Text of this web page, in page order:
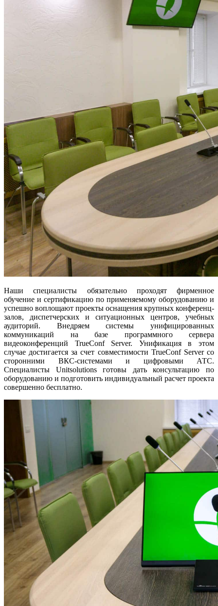
Наши специалисты обязательно проходят фирменное
обучение и сертификацию по применяемому оборудованию и
успешно воплощают проекты оснащения крупных конференц-
залов, диспетчерских и ситуационных центров, учебных
аудиторий. Внедряем системы унифицированных
коммуникаций на базе программного сервера
видеоконференций TrueConf Server. Унификация в этом
случае достигается за счет совместимости TrueConf Server со
сторонними ВКС-системами и цифровыми АТС.
Специалисты Unitsolutions готовы дать консультацию по
оборудованию и подготовить индивидуальный расчет проекта
совершенно бесплатно.